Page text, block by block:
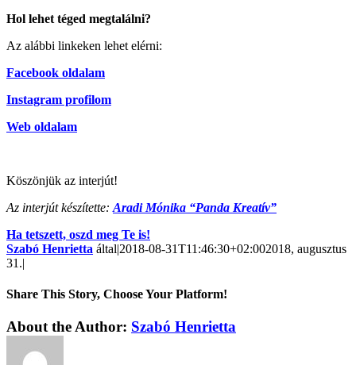
Hol lehet téged megtalálni?
Az alábbi linkeken lehet elérni:
Facebook oldalam
Instagram profilom
Web oldalam
Köszönjük az interjút!
Az interjút készítette: Aradi Mónika “Panda Kreatív”
Ha tetszett, oszd meg Te is!
Szabó Henrietta által|2018-08-31T11:46:30+02:002018, augusztus
31.|
Share This Story, Choose Your Platform!
About the Author: Szabó Henrietta